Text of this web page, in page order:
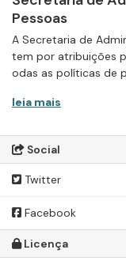
Pessoas
A Secretaria de
tem por atribuições
odas as políticas de
leia mais
Social
Twitter
Facebook
Licença